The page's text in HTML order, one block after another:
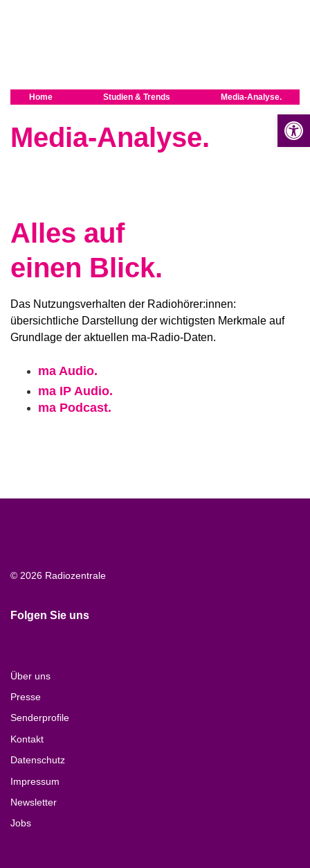
Home Studien & Trends Media-Analyse.
Media-Analyse.
Alles auf
einen Blick.
Das Nutzungsverhalten der Radiohörer:innen:
übersichtliche Darstellung der wichtigsten Merkmale auf
Grundlage der aktuellen ma-Radio-Daten.
ma Audio.
ma IP Audio.
ma Podcast.
© 2026 Radiozentrale
Folgen Sie uns
Über uns
Presse
Senderprofile
Kontakt
Datenschutz
Impressum
Newsletter
Jobs